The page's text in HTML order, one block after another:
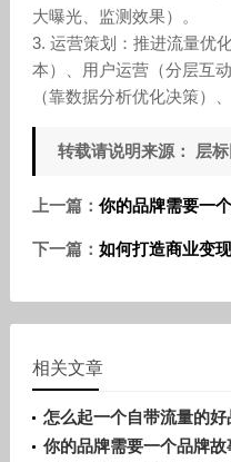
大曝光、监测效果）。
3. 运营策划：推进流量优
本）、用户运营（分层互
（靠数据分析优化决策）
转载请说明来源： 层
上一篇： 你的品牌需要一
下一篇： 如何打造商业变
相关文章
怎么起一个自带流量的好
你的品牌需要一个品牌故